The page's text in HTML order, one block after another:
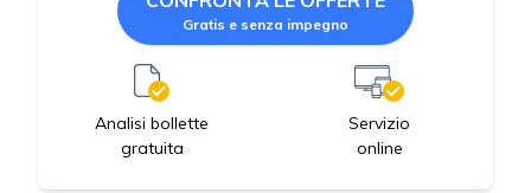
Gratis e senza impegno
Analisi bollette
gratuita
Servizio
online